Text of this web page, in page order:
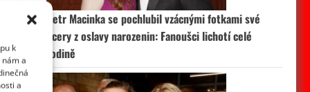
k
a
a
Petr Macinka se pochlubil vzácnými fotkami své
dcery z oslavy narozenin: Fanoušci lichotí celé
rodině